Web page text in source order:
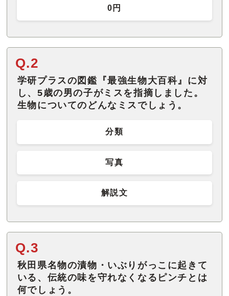
0円
Q.2
学研プラスの図鑑『最強生物大百科』に対
し、5歳の男の子がミスを指摘しました。
生物についてのどんなミスでしょう。
分類
写真
解説文
Q.3
秋田県名物の漬物・いぶりがっこに起きて
いる、伝統の味を守れなくなるピンチとは
何でしょう。